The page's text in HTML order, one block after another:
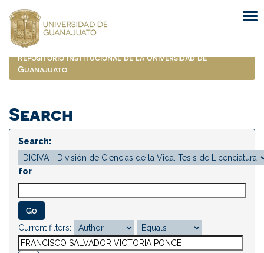
navigation
Repositorio Institucional de la Universidad de
Guanajuato
Search
Search:
for
Current filters: